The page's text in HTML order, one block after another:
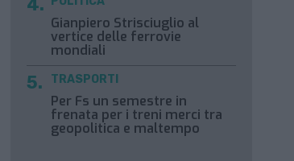
Gianpiero Strisciuglio al
vertice delle ferrovie
mondiali
Per Fs un semestre in
frenata per i treni merci tra
geopolitica e maltempo
TRASPORTI